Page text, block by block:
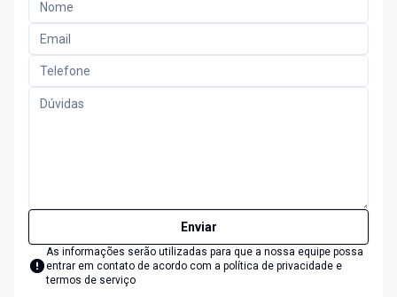
Enviar
As informações serão utilizadas para que a nossa equipe possa
entrar em contato de acordo com a política de privacidade e
termos de serviço